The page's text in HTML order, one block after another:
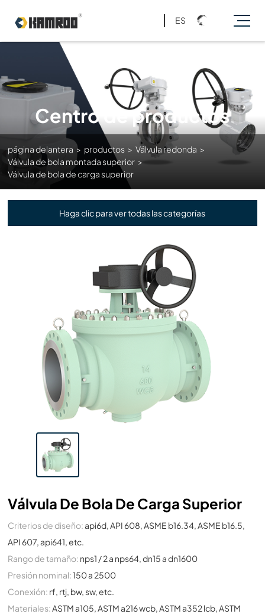
ES
Centro de productos
página delantera > productos > Válvula redonda >
Válvula de bola montada superior >
Válvula de bola de carga superior
Haga clic para ver todas las categorías
Válvula De Bola De Carga Superior
Criterios de diseño: api6d, API 608, ASME b16.34, ASME b16.5,
API 607, api641, etc.
Rango de tamaño: nps1 / 2 a nps64, dn15 a dn1600
Presión nominal:150 a 2500
Conexión: rf, rtj, bw, sw, etc.
Materiales: ASTM a105, ASTM a216 wcb, ASTM a352 lcb, ASTM